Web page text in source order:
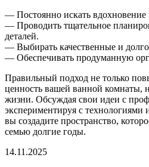
— Постоянно искать
— Проводить тщательное
деталей.
— Выбирать качественные и
— Обеспечивать продуманную
Правильный подход не только
ценность вашей ванной комнаты,
жизни. Обсуждая свои идеи с
экспериментируя с технологиями
вы создадите пространство,
семью долгие годы.
14.11.2025